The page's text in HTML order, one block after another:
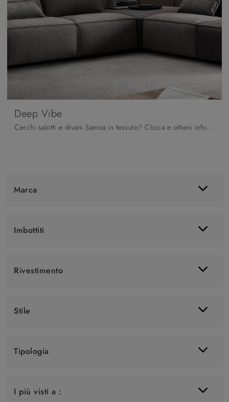
Marca
Imbottiti
Rivestimento
Stile
Tipologia
I più visti a :
Deep Vibe
Cerchi salotti e divani Samoa in tessuto? Clicca e ottieni informazioni sul modello Deep Vibe per spazi moderni.